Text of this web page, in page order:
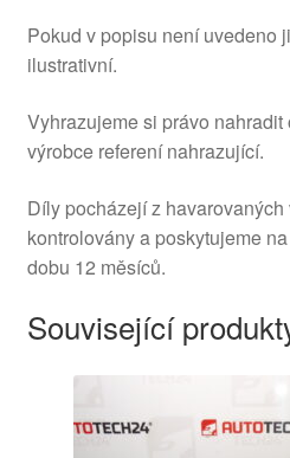
Pokud v popisu není uvedeno
ilustrativní.
Vyhrazujeme si právo
výrobce referení nahrazující.
Díly pocházejí z
kontrolovány a poskytujeme
dobu 12 měsíců.
Související